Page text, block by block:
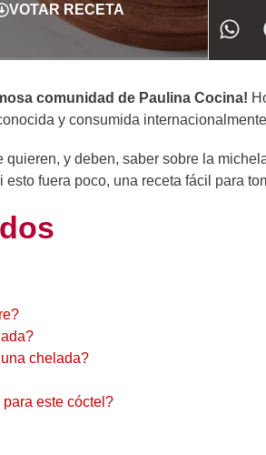
VOTAR RECETA
comunidad de Paulina Cocina!
y consumida
quieren, y deben, saber sobre la
fuera poco, una receta fácil para
chelada?
este cóctel?